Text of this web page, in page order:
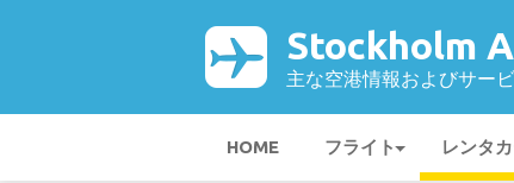
Stockholm
主な空港情報およびサー
HOME フライト レンタ